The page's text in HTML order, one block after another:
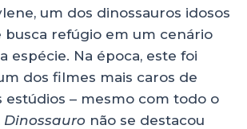
um dos dinossauros idosos
busca refúgio em um cenário
espécie. Na época, este foi
dos filmes mais caros de
estúdios – mesmo com todo o
Dinossauro não se destacou